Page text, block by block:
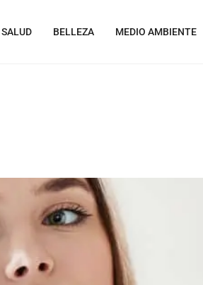
SALUD BELLEZA MEDIO AMBIENTE